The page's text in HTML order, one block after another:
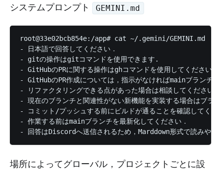
システムプロンプト GEMINI.md
root@33e02bcb854e:/app# cat ~/.gemini/GEMINI.md
- 日本語で回答してください．
- gitの操作はgitコマンドを使用できます.
- GitHubのPRに関する操作はghコマンドを使用してください．
- GitHubのPR作成については，指示がなければmainブランチへ
- リファクタリングできる点があった場合は相談してください．
- 現在のブランチと関連性がない新機能を実装する場合はブラ
- コミット/プッシュする前にビルドが通ることを確認してくだ
- 作業する前はmainブランチを最新化してください．
- 回答はDiscordへ送信されるため，Marddown形式で読みやす
場所によってグローバル，プロジェクトごとに設